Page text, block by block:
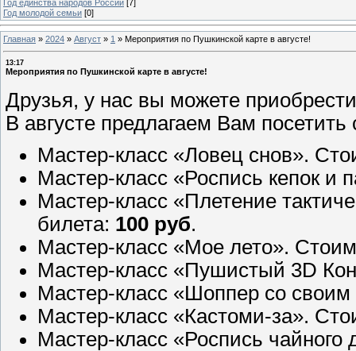
Год единства народов России [7]
Год молодой семьи [0]
Главная » 2024 » Август » 1 » Мероприятия по Пушкинской карте в августе!
13:17
Мероприятия по Пушкинской карте в августе!
Друзья, у нас вы можете
В августе предлагаем Вам
Мастер-класс «Ловец снов».
Мастер-класс «Роспись кепок и
Мастер-класс «Плетение
билета: 100 руб.
Мастер-класс «Мое лето».
Мастер-класс «Пушистый 3D
Мастер-класс «Шоппер со
Мастер-класс «Кастоми-за».
Мастер-класс «Роспись